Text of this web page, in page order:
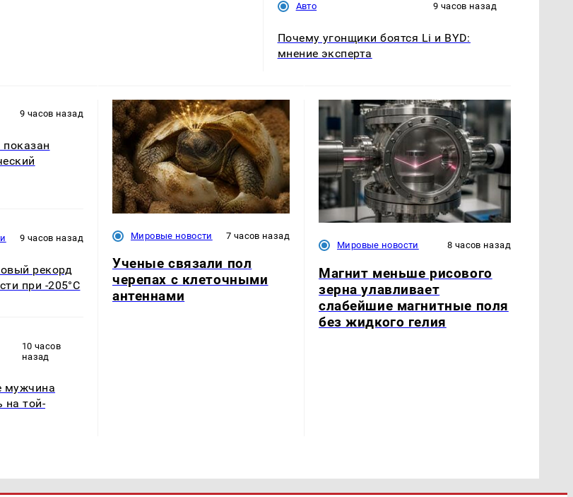
Авто 9 часов назад
Почему угонщики боятся Li и BYD:
мнение эксперта
9 часов назад
9 часов назад
рекорд
при -205°C
10 часов
назад
мужчина
на той-
Мировые новости 7 часов назад
Ученые связали пол
черепах с клеточными
антеннами
Мировые новости 8 часов назад
Магнит меньше рисового
зерна улавливает
слабейшие магнитные поля
без жидкого гелия